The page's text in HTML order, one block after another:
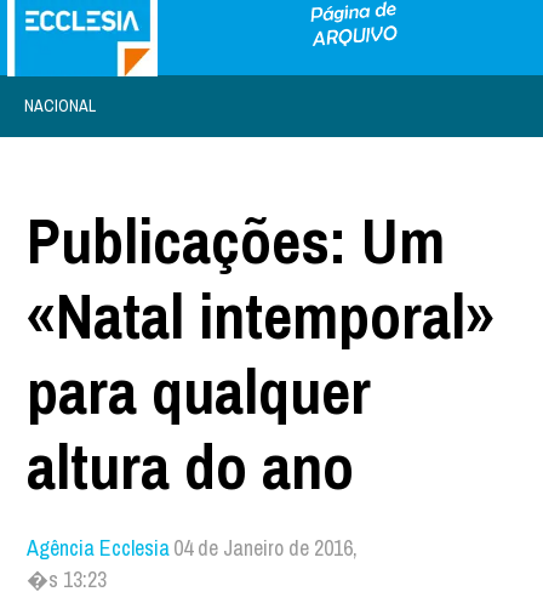
NACIONAL
Publicações: Um
«Natal intemporal»
para qualquer
altura do ano
Agência Ecclesia04 de Janeiro de 2016,
�s 13:23